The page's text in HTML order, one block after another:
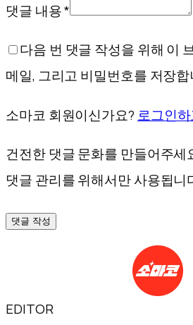
댓글 내용 *
다음 번 댓글 작성을 위해 이
메일, 그리고 비밀번호를 저장
소마코 회원이신가요? 로그인
건전한 댓글 문화를 만들어주세
댓글 관리를 위해서만 사용됩니
댓글 작성
EDITOR